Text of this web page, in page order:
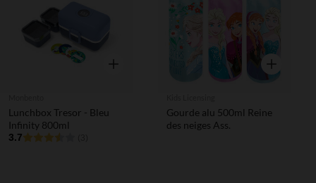
Aperçu rapide
Lunchbox Tresor - Bleu
Infinity 800ml
3.7
Aperçu
Gourde alu 500ml Reine
des neiges Ass.